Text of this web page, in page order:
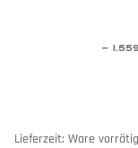
–
Lieferzeit: Ware